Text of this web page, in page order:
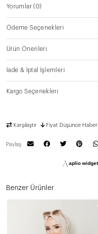
Yorumlar(0)
Ödeme Seçenekleri
Ürün Önerileri
İade & İptal İşlemleri
Kargo Seçenekleri
Karşılaştır Fiyat Düşünce Haber
Paylaş
aplio
Benzer Ürünler